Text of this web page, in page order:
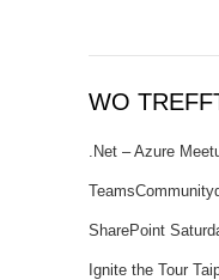
WO
.Net – Azure
SharePoint
Ignite the Tour